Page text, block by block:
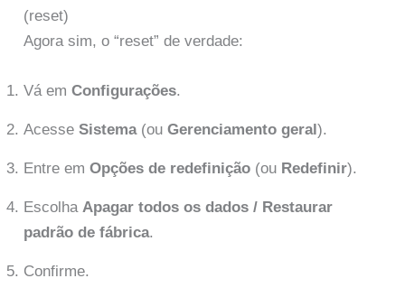
(reset)
Agora sim, o “reset” de verdade:
Vá emConfigurações.
AcesseSistema(ouGerenciamento geral).
Entre emOpções de redefinição (ou Redefinir).
EscolhaApagar todos os dados / Restaurar
padrão de fábrica.
Confirme.